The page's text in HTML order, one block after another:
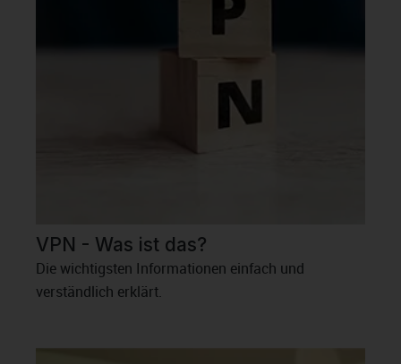
VPN - Was ist das?
Die wichtigsten Informationen einfach und
verständlich erklärt.